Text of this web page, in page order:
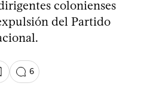
colonienses
del Partido
6